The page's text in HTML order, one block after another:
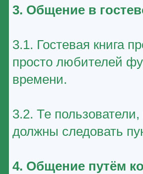
3. Общение в
3.1. Гостевая книга
просто любителей
времени.
3.2. Те
должны следовать
4. Общение путём